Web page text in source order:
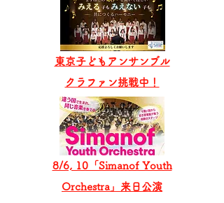
8/6, 10「Simanof Youth
Orchestra」来日公演
東京子どもアンサンブル
​クラファン挑戦中！